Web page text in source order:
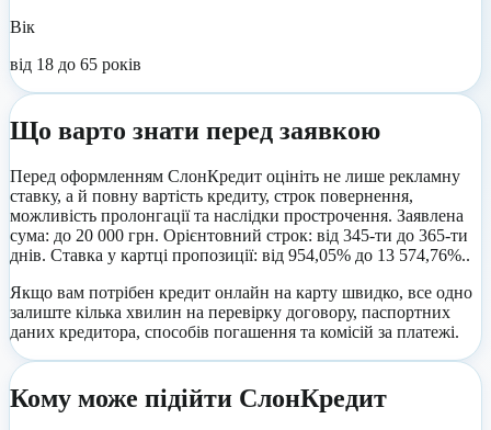
Вік
від 18 до 65 років
Що варто знати перед заявкою
Перед оформленням СлонКредит оцініть не лише рекламну
ставку, а й повну вартість кредиту, строк повернення,
можливість пролонгації та наслідки прострочення. Заявлена
сума: до 20 000 грн. Орієнтовний строк: від 345-ти до 365-ти
днів. Ставка у картці пропозиції: від 954,05% до 13 574,76%..
Якщо вам потрібен кредит онлайн на карту швидко, все одно
залиште кілька хвилин на перевірку договору, паспортних
даних кредитора, способів погашення та комісій за платежі.
Кому може підійти СлонКредит